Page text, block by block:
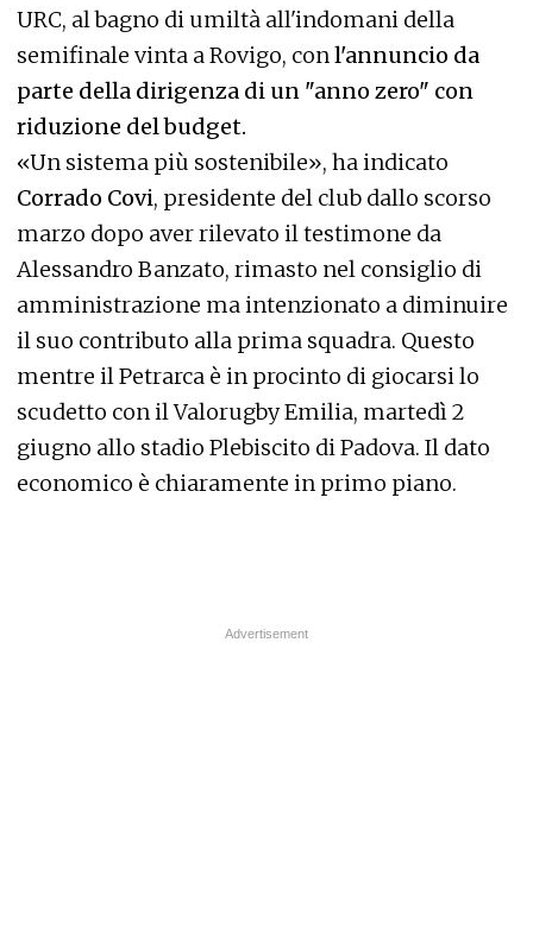
URC, al bagno di umiltà all'indomani della
semifinale vinta a Rovigo, conl'annuncio da
parte della dirigenza di un "anno zero" con
riduzione del budget.
«Un sistema più sostenibile», ha indicato
Corrado Covi, presidente del club dallo scorso
marzo dopo aver rilevato il testimone da
Alessandro Banzato, rimasto nel consiglio di
amministrazione ma intenzionato a diminuire
il suo contributo alla prima squadra. Questo
mentre il Petrarca è in procinto di giocarsi lo
scudetto con il Valorugby Emilia, martedì 2
giugno allo stadio Plebiscito di Padova. Il dato
economico è chiaramente in primo piano.